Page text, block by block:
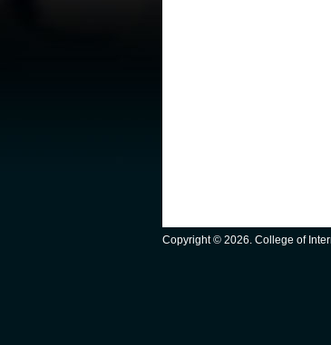
Copyright © 2026. College of